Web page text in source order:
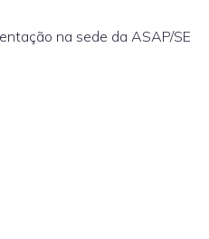
na sede da ASAP/SE